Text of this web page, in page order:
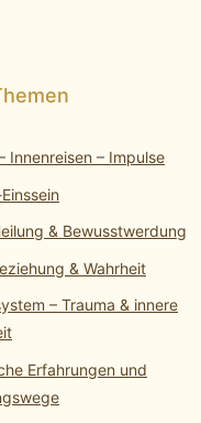
Innenreisen – Impulse
& Bewusstwerdung
& Wahrheit
– Trauma & innere
Erfahrungen und